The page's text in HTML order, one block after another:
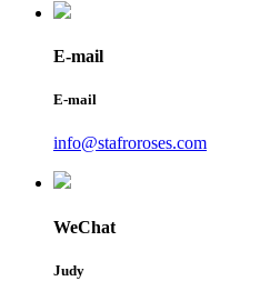
E-mail
E-mail
info@stafroroses.com
WeChat
Judy